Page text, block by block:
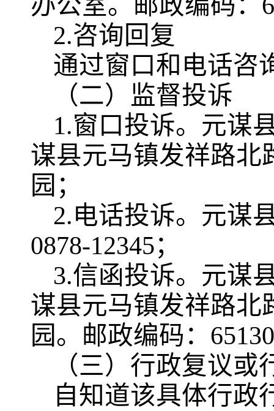
2.咨询回复
通过窗口和电话咨
（二）监督投诉
1.窗口投诉。元谋
谋县元马镇发祥路北
园；
2.电话投诉。元谋
0878-12345；
3.信函投诉。元谋
谋县元马镇发祥路北
园。邮政编码：
（三）行政复议或
自知道该具体行政